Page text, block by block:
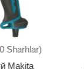
Sharhlar)
Makita